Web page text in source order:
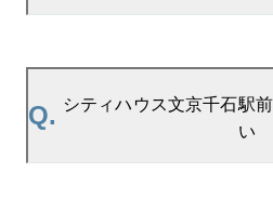
A.参考相場価格、参考相場賃
シティハウス文京千石駅前
辺の販売実績からAIが算出
Q. シティハウス文京千石駅
い